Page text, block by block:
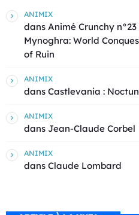
ANIMIX
dans Animé Crunchy
Mynoghra: World
of Ruin
ANIMIX
dans Castlevania :
ANIMIX
dans Jean-Claude Corbel
ANIMIX
dans Claude Lombard